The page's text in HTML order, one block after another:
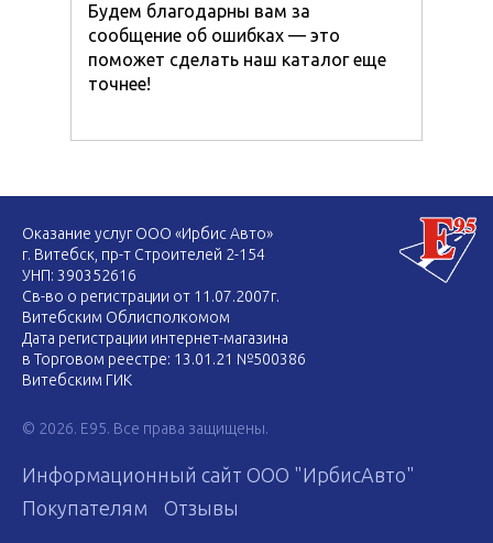
Будем благодарны вам за
сообщение об ошибках — это
поможет сделать наш каталог еще
точнее!
Оказание услуг ООО «Ирбис Авто»
г. Витебск, пр-т Строителей 2-154
УНП: 390352616
Св-во о регистрации от 11.07.2007г.
Витебским Облисполкомом
Дата регистрации интернет-магазина
в Торговом реестре: 13.01.21 №500386
Витебским ГИК
© 2026. E95. Все права защищены.
Информационный сайт ООО "ИрбисАвто"
Покупателям
Отзывы